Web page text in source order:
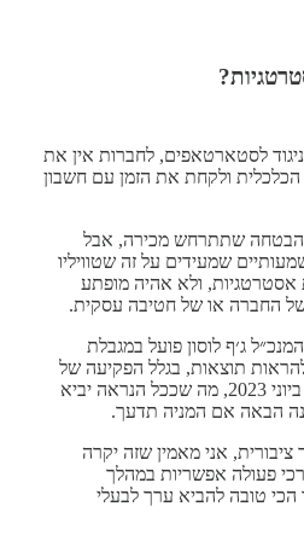
לסטארטאפים, לחברות אין את
ולקחת את הזמן עם חשבון
הבטחה שתתרחש מכירה, אבל
שמעידים על זה שטוויליו
אסטרטגיות, ולא אהיה מופתע
החברה או של חטיבה עסקית.
ג׳ף לוסון פועל במגבלת
תוצאות, בגלל הפקיעה של
זכויות ההצבעה העודפות ביוני 2023, מה שככל הנראה יביא
הבאה אם המניה תדעך.
אני מאמין שזה יקרה
פעולה אפשריות במהלך
הכי טובה להביא ערך לבעלי